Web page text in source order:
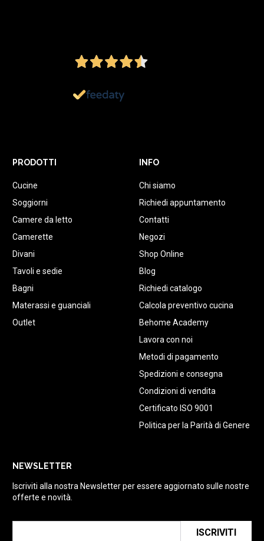
PRODOTTI
Cucine
Soggiorni
Camere da letto
Camerette
Divani
Tavoli e sedie
Bagni
Materassi e guanciali
Outlet
INFO
Chi siamo
Richiedi appuntamento
Contatti
Negozi
Shop Online
Blog
Richiedi catalogo
Calcola preventivo cucina
Behome Academy
Lavora con noi
Metodi di pagamento
Spedizioni e consegna
Condizioni di vendita
Certificato ISO 9001
Politica per la Parità di Genere
NEWSLETTER
Iscriviti alla nostra Newsletter per essere aggiornato sulle nostre
offerte e novità.
ISCRIVITI